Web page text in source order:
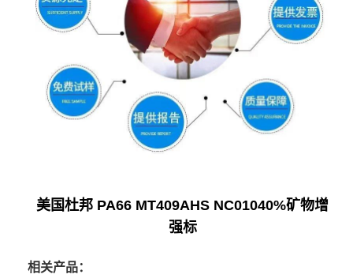
美国杜邦 PA66 MT409AHS NC01040%矿物增
强标
相关产品：